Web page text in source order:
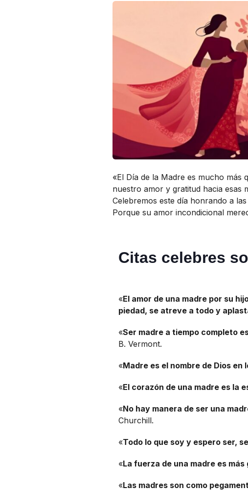
«El Día de la Madre es mucho
nuestro amor y gratitud hacia esas
Celebremos este día honrando a
Porque su amor incondicional
Citas celebres
«El amor de una madre por su
piedad, se atreve a todo y
«Ser madre a tiempo completo
B. Vermont.
«Madre es el nombre de Dios en
«El corazón de una madre es la
«No hay manera de ser una
Churchill.
«Todo lo que soy y espero ser,
«La fuerza de una madre es
«Las madres son como